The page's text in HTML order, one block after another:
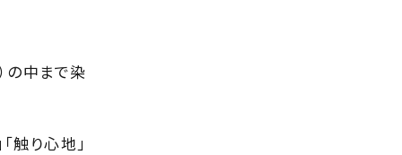
の中まで染
触り心地」